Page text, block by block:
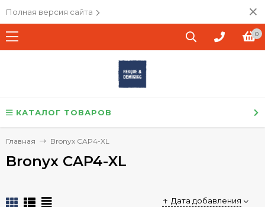
Полная версия сайта
0
КАТАЛОГ ТОВАРОВ
Главная Bronyx CAP4-XL
Bronyx CAP4-XL
Дата добавления